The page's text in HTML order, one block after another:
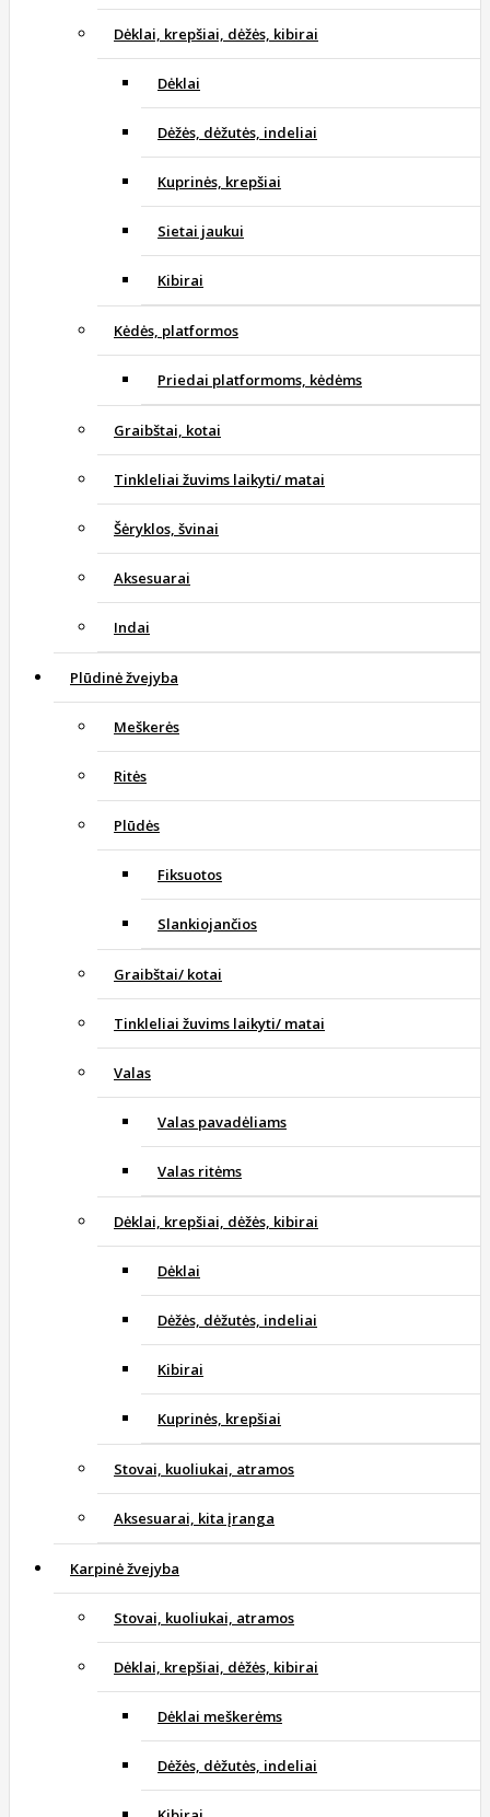
Dėklai, krepšiai, dėžės, kibirai
Dėklai
Dėžės, dėžutės, indeliai
Kuprinės, krepšiai
Sietai jaukui
Kibirai
Kėdės, platformos
Priedai platformoms, kėdėms
Graibštai, kotai
Tinkleliai žuvims laikyti/ matai
Šėryklos, švinai
Aksesuarai
Indai
Plūdinė žvejyba
Meškerės
Ritės
Plūdės
Fiksuotos
Slankiojančios
Graibštai/ kotai
Tinkleliai žuvims laikyti/ matai
Valas
Valas pavadėliams
Valas ritėms
Dėklai, krepšiai, dėžės, kibirai
Dėklai
Dėžės, dėžutės, indeliai
Kibirai
Kuprinės, krepšiai
Stovai, kuoliukai, atramos
Aksesuarai, kita įranga
Karpinė žvejyba
Stovai, kuoliukai, atramos
Dėklai, krepšiai, dėžės, kibirai
Dėklai meškerėms
Dėžės, dėžutės, indeliai